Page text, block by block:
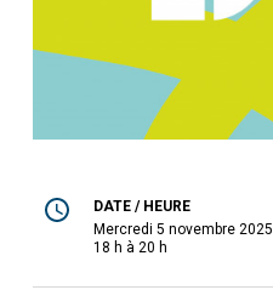
DATE / HEURE
mercredi 5 novembre 2025
18 h à 20 h